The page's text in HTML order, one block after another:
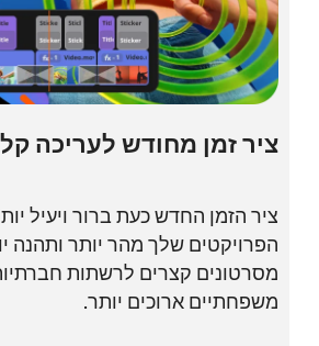
ציר זמן מחודש לעריכה
ציר הזמן החדש כעת ברור ויעיל
הפרויקטים שלך מהר יותר ותהנה
מסרטונים קצרים לרשתות
משפחתיים ארוכים יותר.